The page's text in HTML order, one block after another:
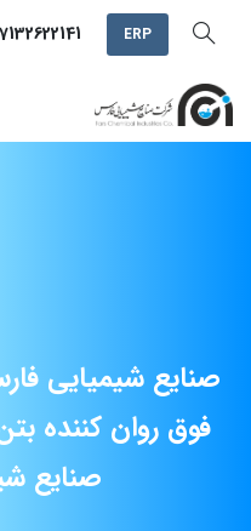
ERP
صنایع شیمیایی
فوق روان کننده
صنایع